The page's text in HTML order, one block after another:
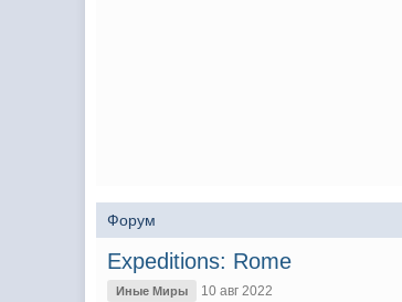
Форум
Expeditions: Rome
Иные Миры 10 авг 2022